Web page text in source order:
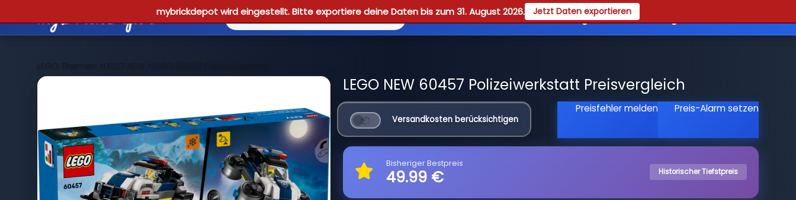
mybrickdepot wird eingestellt. Bitte exportiere deine Daten bis zum 31. August 2026. Jetzt Daten exportieren
Reviews Guides Registrieren
LEGO Themen >LEGO NEW >LEGO 60457 Polizeiwerkstatt
LEGO NEW 60457 Polizeiwerkstatt Preisvergleich
Versandkosten berücksichtigen
Preisfehler melden Preis-Alarm setzen
Bisheriger Bestpreis
49.99 € Historischer Tiefstpreis